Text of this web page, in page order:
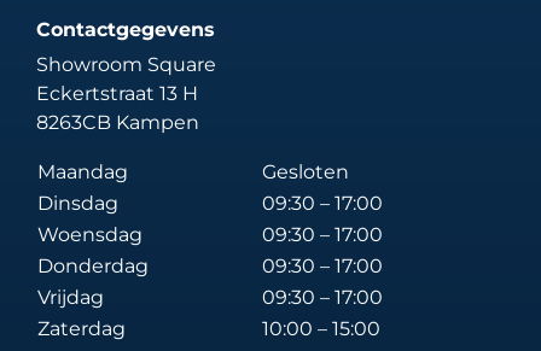
Contactgegevens
Showroom Square
Eckertstraat 13 H
8263CB Kampen
Maandag
Gesloten
Dinsdag
09:30 – 17:00
Woensdag
09:30 – 17:00
Donderdag
09:30 – 17:00
Vrijdag
09:30 – 17:00
Zaterdag
10:00 – 15:00